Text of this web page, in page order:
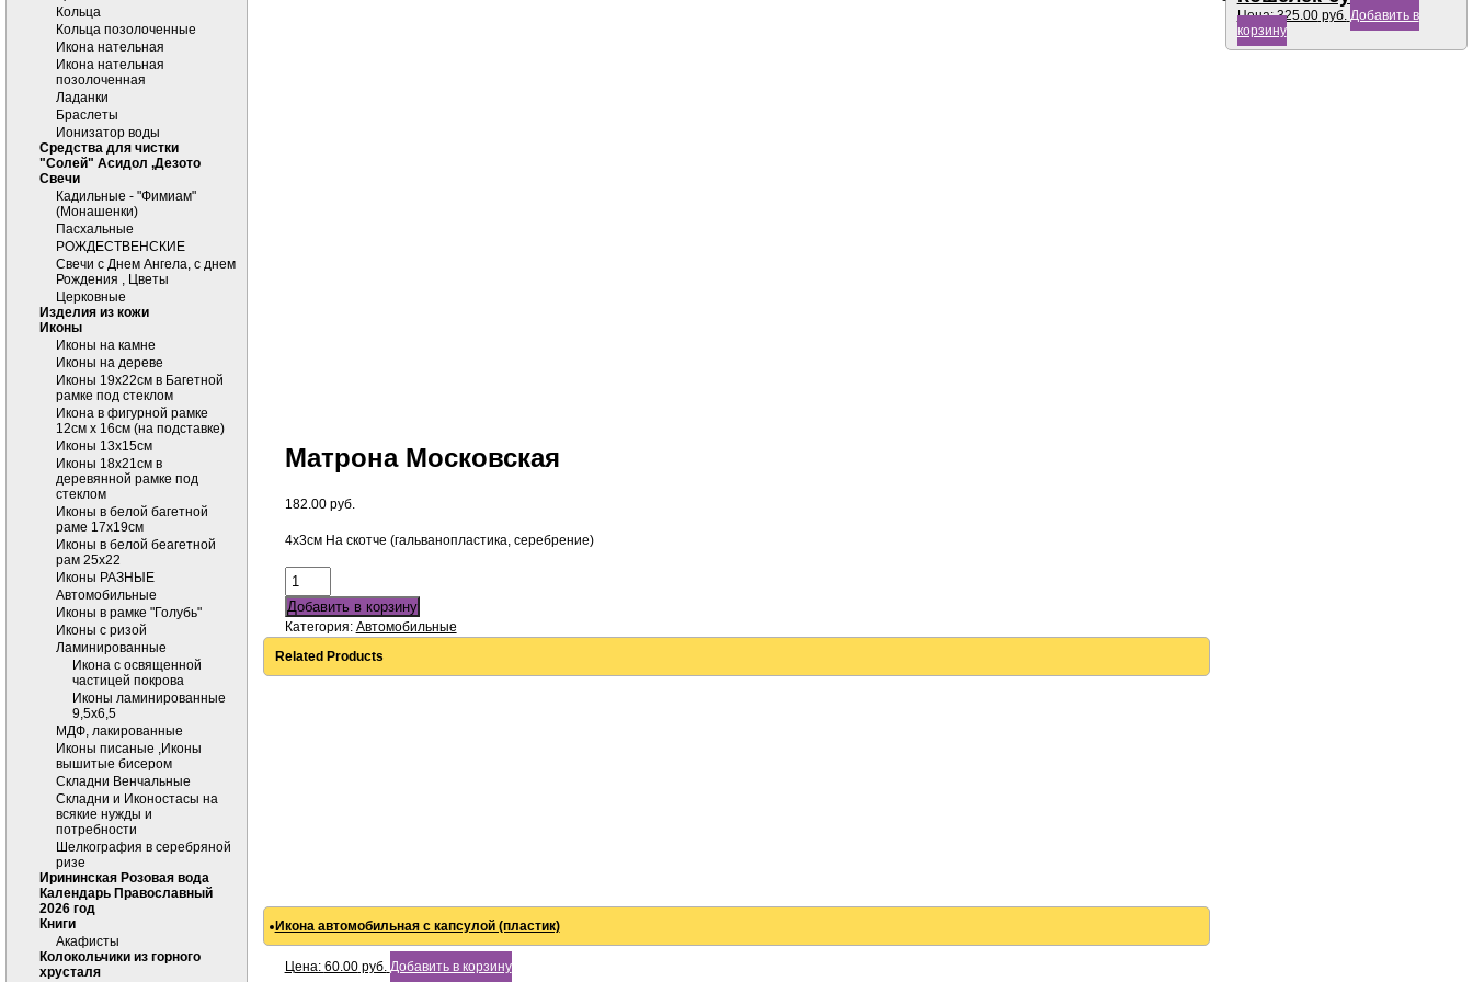
Кольца
Кольца позолоченные
Икона нательная
Икона нательная
позолоченная
Ладанки
Браслеты
Ионизатор воды
Средства для чистки
"Солей" Асидол ,Дезото
Cвечи
Кадильные - "Фимиам"
(Монашенки)
Пасхальные
РОЖДЕСТВЕНСКИЕ
Свечи с Днем Ангела, с днем
Рождения , Цветы
Церковные
Изделия из кожи
Иконы
Иконы на камне
Иконы на дереве
Иконы 19х22см в Багетной
рамке под стеклом
Икона в фигурной рамке
12см х 16см (на подставке)
Иконы 13х15см
Иконы 18х21см в
деревянной рамке под
стеклом
Иконы в белой багетной
раме 17х19см
Иконы в белой беагетной
рам 25х22
Иконы РАЗНЫЕ
Автомобильные
Иконы в рамке "Голубь"
Иконы с ризой
Ламинированные
Икона с освященной
частицей покрова
Иконы ламинированные
9,5х6,5
МДФ, лакированные
Иконы писаные ,Иконы
вышитые бисером
Складни Венчальные
Складни и Иконостасы на
всякие нужды и
потребности
Шелкография в серебряной
ризе
Ирининская Розовая вода
Календарь Православный
2026 год
Книги
Акафисты
Колокольчики из горного
хрусталя
Матрона Московская
182.00руб.
4х3см На скотче (гальванопластика, серебрение)
Добавить в корзину
Категория: Автомобильные
Related Products
Икона автомобильная с капсулой (пластик)
Цена: 60.00руб. Добавить в корзину
Цена:325.00руб. Добавить в
корзину